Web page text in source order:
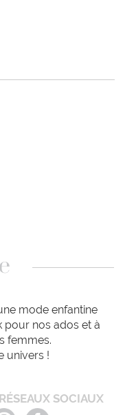
mode enfantine
nos ados et à
femmes.
univers !
SOCIAUX